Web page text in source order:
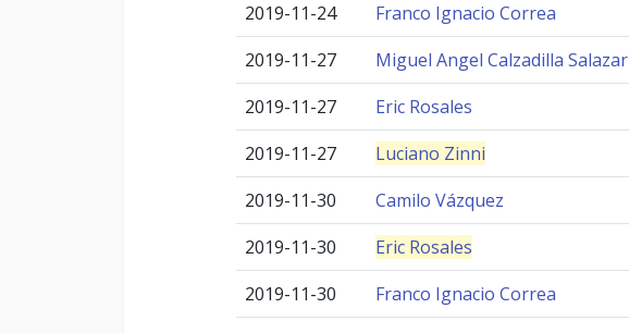
2019-11-24
Franco Ignacio Correa
2019-11-27
Miguel Angel Calzadilla Salazar
2019-11-27
Eric Rosales
2019-11-27
Luciano Zinni
2019-11-30
Camilo Vázquez
2019-11-30
Eric Rosales
2019-11-30
Franco Ignacio Correa